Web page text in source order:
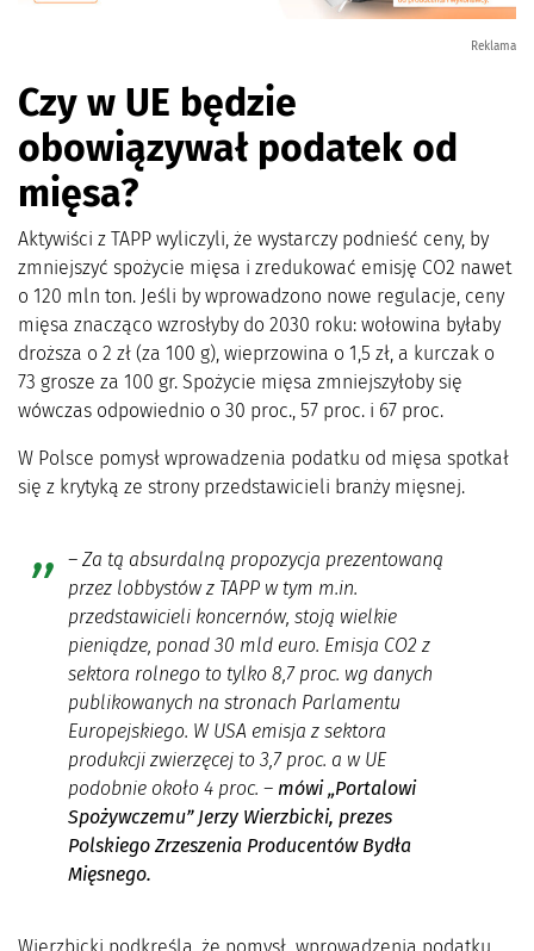
Reklama
Czy w UE będzie
obowiązywał podatek od
mięsa?
Aktywiści z TAPP wyliczyli, że wystarczy podnieść ceny, by
zmniejszyć spożycie mięsa i zredukować emisję CO2 nawet
o 120 mln ton. Jeśli by wprowadzono nowe regulacje, ceny
mięsa znacząco wzrosłyby do 2030 roku: wołowina byłaby
droższa o 2 zł (za 100 g), wieprzowina o 1,5 zł, a kurczak o
73 grosze za 100 gr. Spożycie mięsa zmniejszyłoby się
wówczas odpowiednio o 30 proc., 57 proc. i 67 proc.
W Polsce pomysł wprowadzenia podatku od mięsa spotkał
się z krytyką ze strony przedstawicieli branży mięsnej.
– Za tą absurdalną propozycja prezentowaną
przez lobbystów z TAPP w tym m.in.
przedstawicieli koncernów, stoją wielkie
pieniądze, ponad 30 mld euro. Emisja CO2 z
sektora rolnego to tylko 8,7 proc. wg danych
publikowanych na stronach Parlamentu
Europejskiego. W USA emisja z sektora
produkcji zwierzęcej to 3,7 proc. a w UE
podobnie około 4 proc. – mówi „Portalowi
Spożywczemu” Jerzy Wierzbicki, prezes
Polskiego Zrzeszenia Producentów Bydła
Mięsnego.